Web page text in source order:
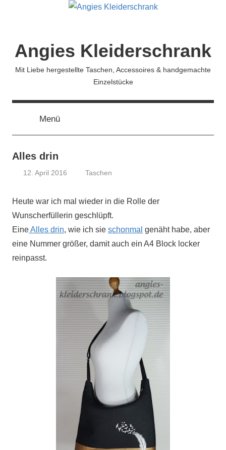
Angies Kleiderschrank
Mit Liebe hergestellte Taschen, Accessoires & handgemachte
Einzelstücke
Menü
Alles drin
12. April 2016
Taschen
Heute war ich mal wieder in die Rolle der
Wunscherfüllerin geschlüpft.
EineAlles drin, wie ich sie schonmal genäht habe, aber
eine Nummer größer, damit auch ein A4 Block locker
reinpasst.